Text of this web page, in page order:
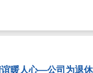
暖人心—公司为退